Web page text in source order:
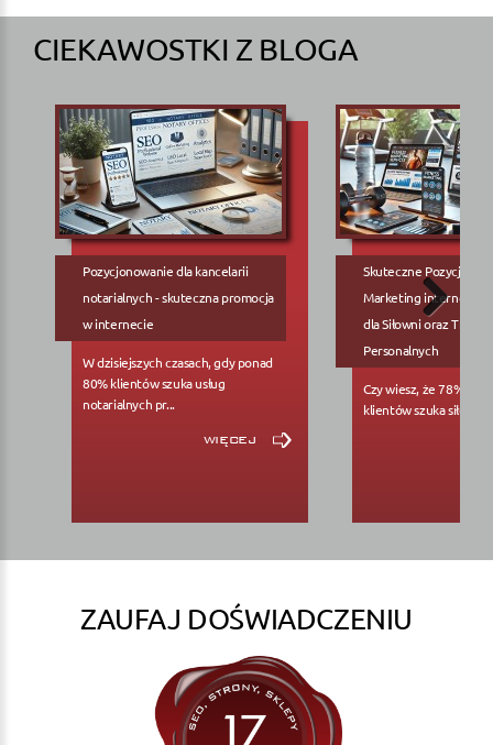
CIEKAWOSTKI Z BLOGA
Pozycjonowanie dla kancelarii
notarialnych - skuteczna promocja
w internecie
W dzisiejszych czasach, gdy ponad
80% klientów szuka usług
notarialnych pr...
więcej
Skuteczne
Marketing internetowy
dla Siłowni oraz
Personalnych
Czy wiesz, że 78%
klientów szuka siłowni...
ZAUFAJ DOŚWIADCZENIU